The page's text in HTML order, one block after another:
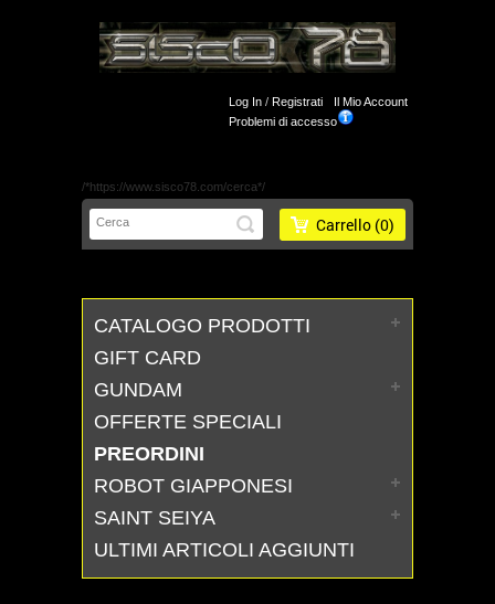
/*https://www.sisco78.com/cerca*/
Log In / Registrati
Il Mio Account
Problemi di accesso
Carrello (0)
CATALOGO PRODOTTI
GIFT CARD
GUNDAM
OFFERTE SPECIALI
PREORDINI
ROBOT GIAPPONESI
SAINT SEIYA
ULTIMI ARTICOLI AGGIUNTI